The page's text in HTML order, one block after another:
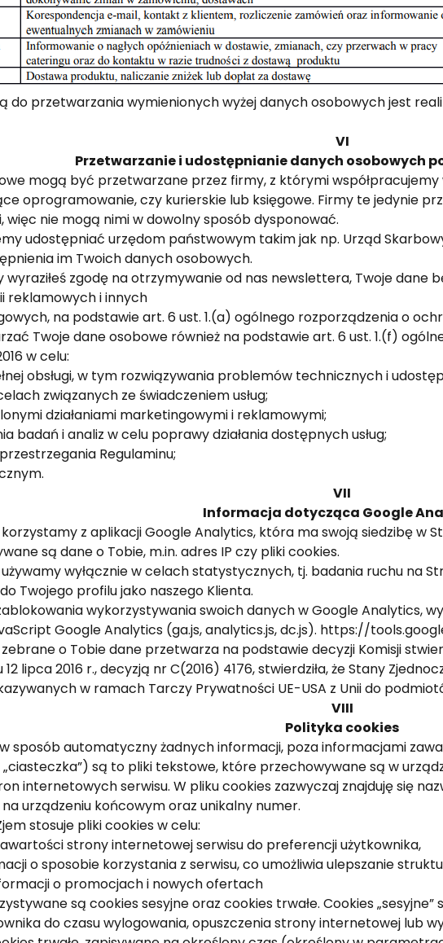
do przetwarzania wymienionych wyżej danych osobowych jest
VI
Przetwarzanie i udostępnianie danych osobowych
mogą być przetwarzane przez firmy, z którymi
oprogramowanie, czy kurierskie lub księgowe. Firmy te jedynie
nie mogą nimi w dowolny sposób dysponować.
udostępniać urzędom państwowym takim jak np. Urząd
im Twoich danych osobowych.
wyraziłeś zgodę na otrzymywanie od nas newslettera, Twoje
reklamowych i innych
na podstawie art. 6 ust. 1.(a) ogólnego rozporządzenia o
Twoje dane osobowe również na podstawie art. 6 ust. 1.(f)
w celu:
obsługi, w tym rozwiązywania problemów technicznych i
związanych ze świadczeniem usług;
działaniami marketingowymi i reklamowymi;
badań i analiz w celu poprawy działania dostępnych usług;
Regulaminu;
VII
Informacja dotycząca Google
z aplikacji Google Analytics, która ma swoją siedzibę w
są dane o Tobie, m.in. adres IP czy pliki cookies.
wyłącznie w celach statystycznych, tj. badania ruchu na
Twojego profilu jako naszego Klienta.
wykorzystywania swoich danych w Google Analytics,
Google Analytics (ga.js, analytics.js, dc.js). https://
o Tobie dane przetwarza na podstawie decyzji Komisji
12 lipca 2016 r., decyzją nr C(2016) 4176, stwierdziła, że Stany
w ramach Tarczy Prywatności UE-USA z Unii do
VIII
Polityka cookies
sposób automatyczny żadnych informacji, poza informacjami
„ciasteczka”) są to pliki tekstowe, które przechowywane są w
internetowych serwisu. W pliku cookies zazwyczaj znajduję się
urządzeniu końcowym oraz unikalny numer.
stosuje pliki cookies w celu:
strony internetowej serwisu do preferencji użytkownika,
o sposobie korzystania z serwisu, co umożliwia ulepszanie
o promocjach i nowych ofertach
są cookies sesyjne oraz cookies trwałe. Cookies
do czasu wylogowania, opuszczenia strony internetowej lub